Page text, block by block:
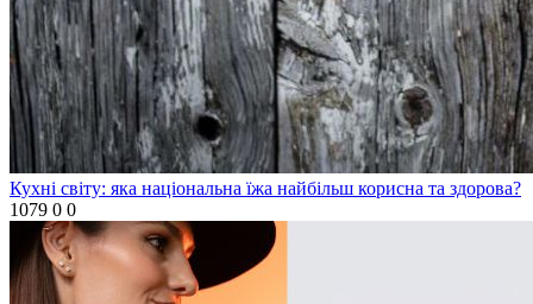
Кухні світу: яка національна їжа найбільш корисна та здорова?
1079 0 0